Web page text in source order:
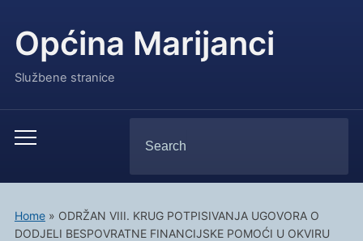
Općina Marijanci
Službene stranice
Toggle
menu
for:
Home» ODRŽAN VIII. KRUG POTPISIVANJA UGOVORA O
DODJELI BESPOVRATNE FINANCIJSKE POMOĆI U OKVIRU